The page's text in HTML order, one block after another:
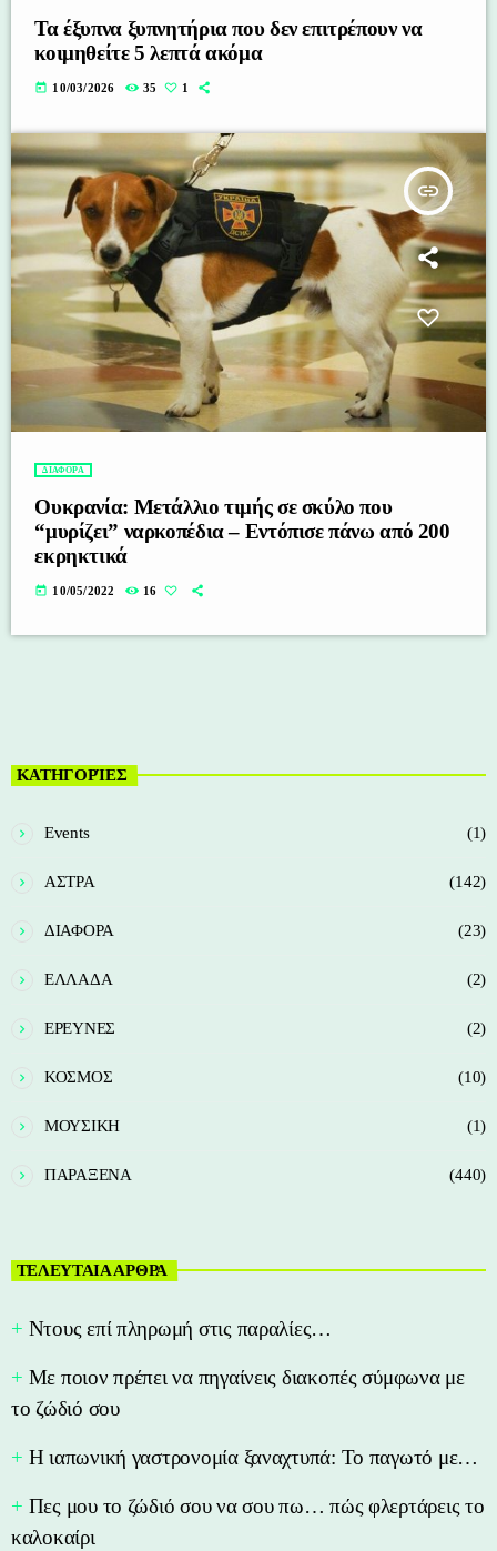
Τα έξυπνα ξυπνητήρια που δεν επιτρέπουν να
κοιμηθείτε 5 λεπτά ακόμα
today 10/03/2026 35 1
insert_link
ΔΙΑΦΟΡΑ
Ουκρανία: Μετάλλιο τιμής σε σκύλο που
“μυρίζει” ναρκοπέδια – Εντόπισε πάνω από 200
εκρηκτικά
today 10/05/2022 16
ΚΑΤΗΓΟΡΊΕΣ
Events (1)
ΑΣΤΡΑ (142)
ΔΙΑΦΟΡΑ (23)
ΕΛΛΑΔΑ (2)
ΕΡΕΥΝΕΣ (2)
ΚΟΣΜΟΣ (10)
ΜΟΥΣΙΚΗ (1)
ΠΑΡΑΞΕΝΑ (440)
ΤΕΛΕΥΤΑΙΑ ΑΡΘΡΑ
Nτους επί πληρωμή στις παραλίες…
Με ποιον πρέπει να πηγαίνεις διακοπές σύμφωνα με
το ζώδιό σου
Η ιαπωνική γαστρονομία ξαναχτυπά: Το παγωτό με…
Πες μου το ζώδιό σου να σου πω… πώς φλερτάρεις το
καλοκαίρι